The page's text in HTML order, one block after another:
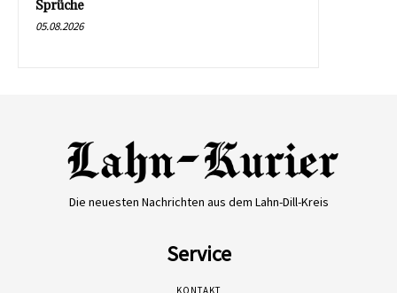
Sprüche
05.08.2026
Die neuesten Nachrichten aus dem Lahn-Dill-Kreis
Service